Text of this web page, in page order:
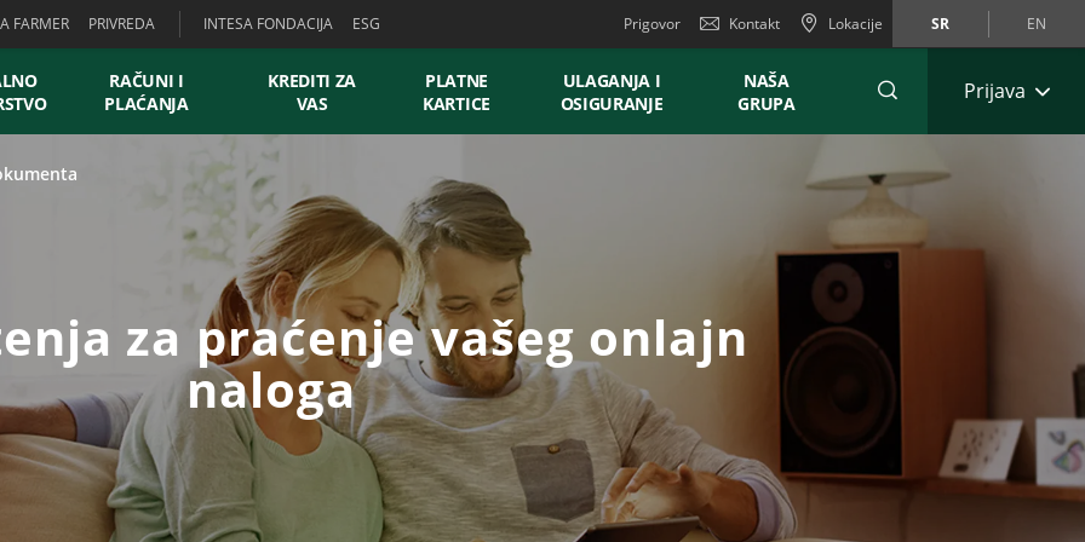
FARMER PRIVREDA INTESA FONDACIJA ESG Prigovor Kontakt Lokacije SR EN
RAČUNI I
PLAĆANJA
KREDITI ZA
VAS
PLATNE
KARTICE
ULAGANJA I
OSIGURANJE
NAŠA
GRUPA
Prijava
za praćenje vašeg onlajn
naloga